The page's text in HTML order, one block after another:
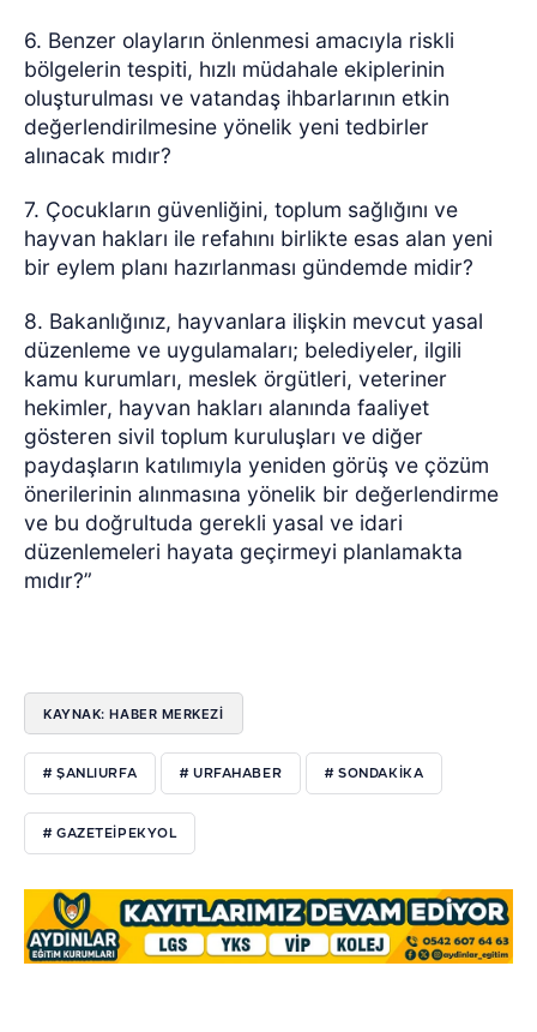
6. Benzer olayların önlenmesi amacıyla riskli
bölgelerin tespiti, hızlı müdahale ekiplerinin
oluşturulması ve vatandaş ihbarlarının etkin
değerlendirilmesine yönelik yeni tedbirler
alınacak mıdır?
7. Çocukların güvenliğini, toplum sağlığını ve
hayvan hakları ile refahını birlikte esas alan yeni
bir eylem planı hazırlanması gündemde midir?
8. Bakanlığınız, hayvanlara ilişkin mevcut yasal
düzenleme ve uygulamaları; belediyeler, ilgili
kamu kurumları, meslek örgütleri, veteriner
hekimler, hayvan hakları alanında faaliyet
gösteren sivil toplum kuruluşları ve diğer
paydaşların katılımıyla yeniden görüş ve çözüm
önerilerinin alınmasına yönelik bir değerlendirme
ve bu doğrultuda gerekli yasal ve idari
düzenlemeleri hayata geçirmeyi planlamakta
mıdır?”
KAYNAK: HABER MERKEZI
# ŞANLIURFA # URFAHABER # SONDAKIKA
# GAZETEIPEKYOL